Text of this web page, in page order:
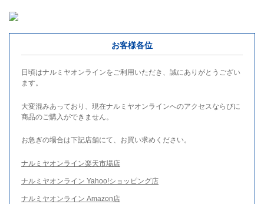
お客様各位
日頃はナルミヤオンラインをご利用いただき、誠にありがとうござい
ます。
大変混みあっており、現在ナルミヤオンラインへのアクセスならびに
商品のご購入ができません。
お急ぎの場合は下記店舗にて、お買い求めください。
ナルミヤオンライン楽天市場店
ナルミヤオンライン Yahoo!ショッピング店
ナルミヤオンライン Amazon店